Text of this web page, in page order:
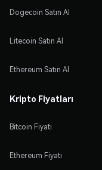
Dogecoin Satın Al
Litecoin Satın Al
Ethereum Satın Al
Kripto Fiyatları
Bitcoin Fiyatı
Ethereum Fiyatı